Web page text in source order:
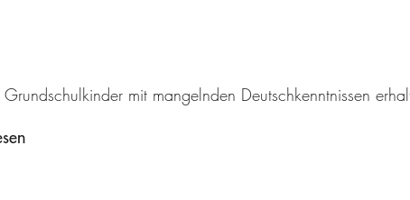
Grundschulkinder mit mangelnden Deutschkenntnissen